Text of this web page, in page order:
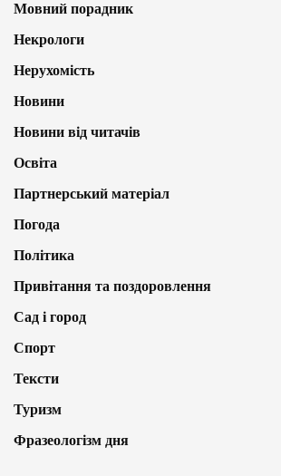
Мовний порадник
Некрологи
Нерухомість
Новини
Новини від читачів
Освіта
Партнерський матеріал
Погода
Політика
Привітання та поздоровлення
Сад і город
Спорт
Тексти
Туризм
Фразеологізм дня